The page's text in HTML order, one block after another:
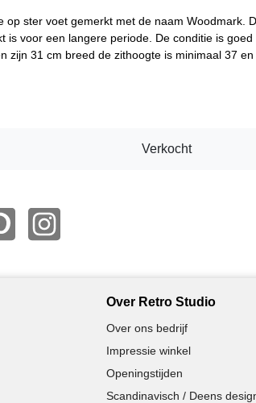
op ster voet gemerkt met de naam Woodmark.
is voor een langere periode. De conditie is
zijn 31 cm breed de zithoogte is minimaal 37 en
Verkocht
Over Retro Studio
Over ons bedrijf
Impressie winkel
Openingstijden
Scandinavisch / Deens